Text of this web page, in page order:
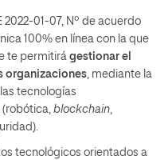
2022-01-07, Nº de acuerdo
100% en línea con la que
te permitirá gestionar el
organizaciones, mediante la
tecnologías
(robótica, blockchain,
tecnológicos orientados a